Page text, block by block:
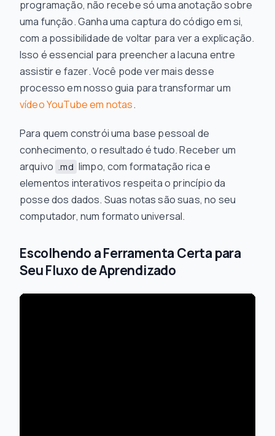
programação, não recebe só uma anotação sobre
uma função. Ganha uma captura do código em si,
com a possibilidade de voltar para ver a explicação.
Isso é essencial para preencher a lacuna entre
assistir e fazer. Você pode ver mais desse
processo em nosso guia para transformar um
vídeo YouTube em notas.
Para quem constrói uma base pessoal de
conhecimento, o resultado é tudo. Receber um
arquivo .md limpo, com formatação rica e
elementos interativos respeita o princípio da
posse dos dados. Suas notas são suas, no seu
computador, num formato universal.
Escolhendo a Ferramenta Certa para
Seu Fluxo de Aprendizado